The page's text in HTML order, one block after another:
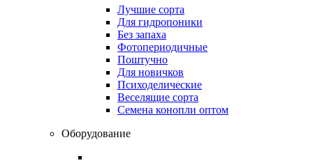
Лучшие сорта
Для гидропоники
Без запаха
Фотопериодичные
Поштучно
Для новичков
Психоделические
Веселящие сорта
Семена конопли оптом
Оборудование